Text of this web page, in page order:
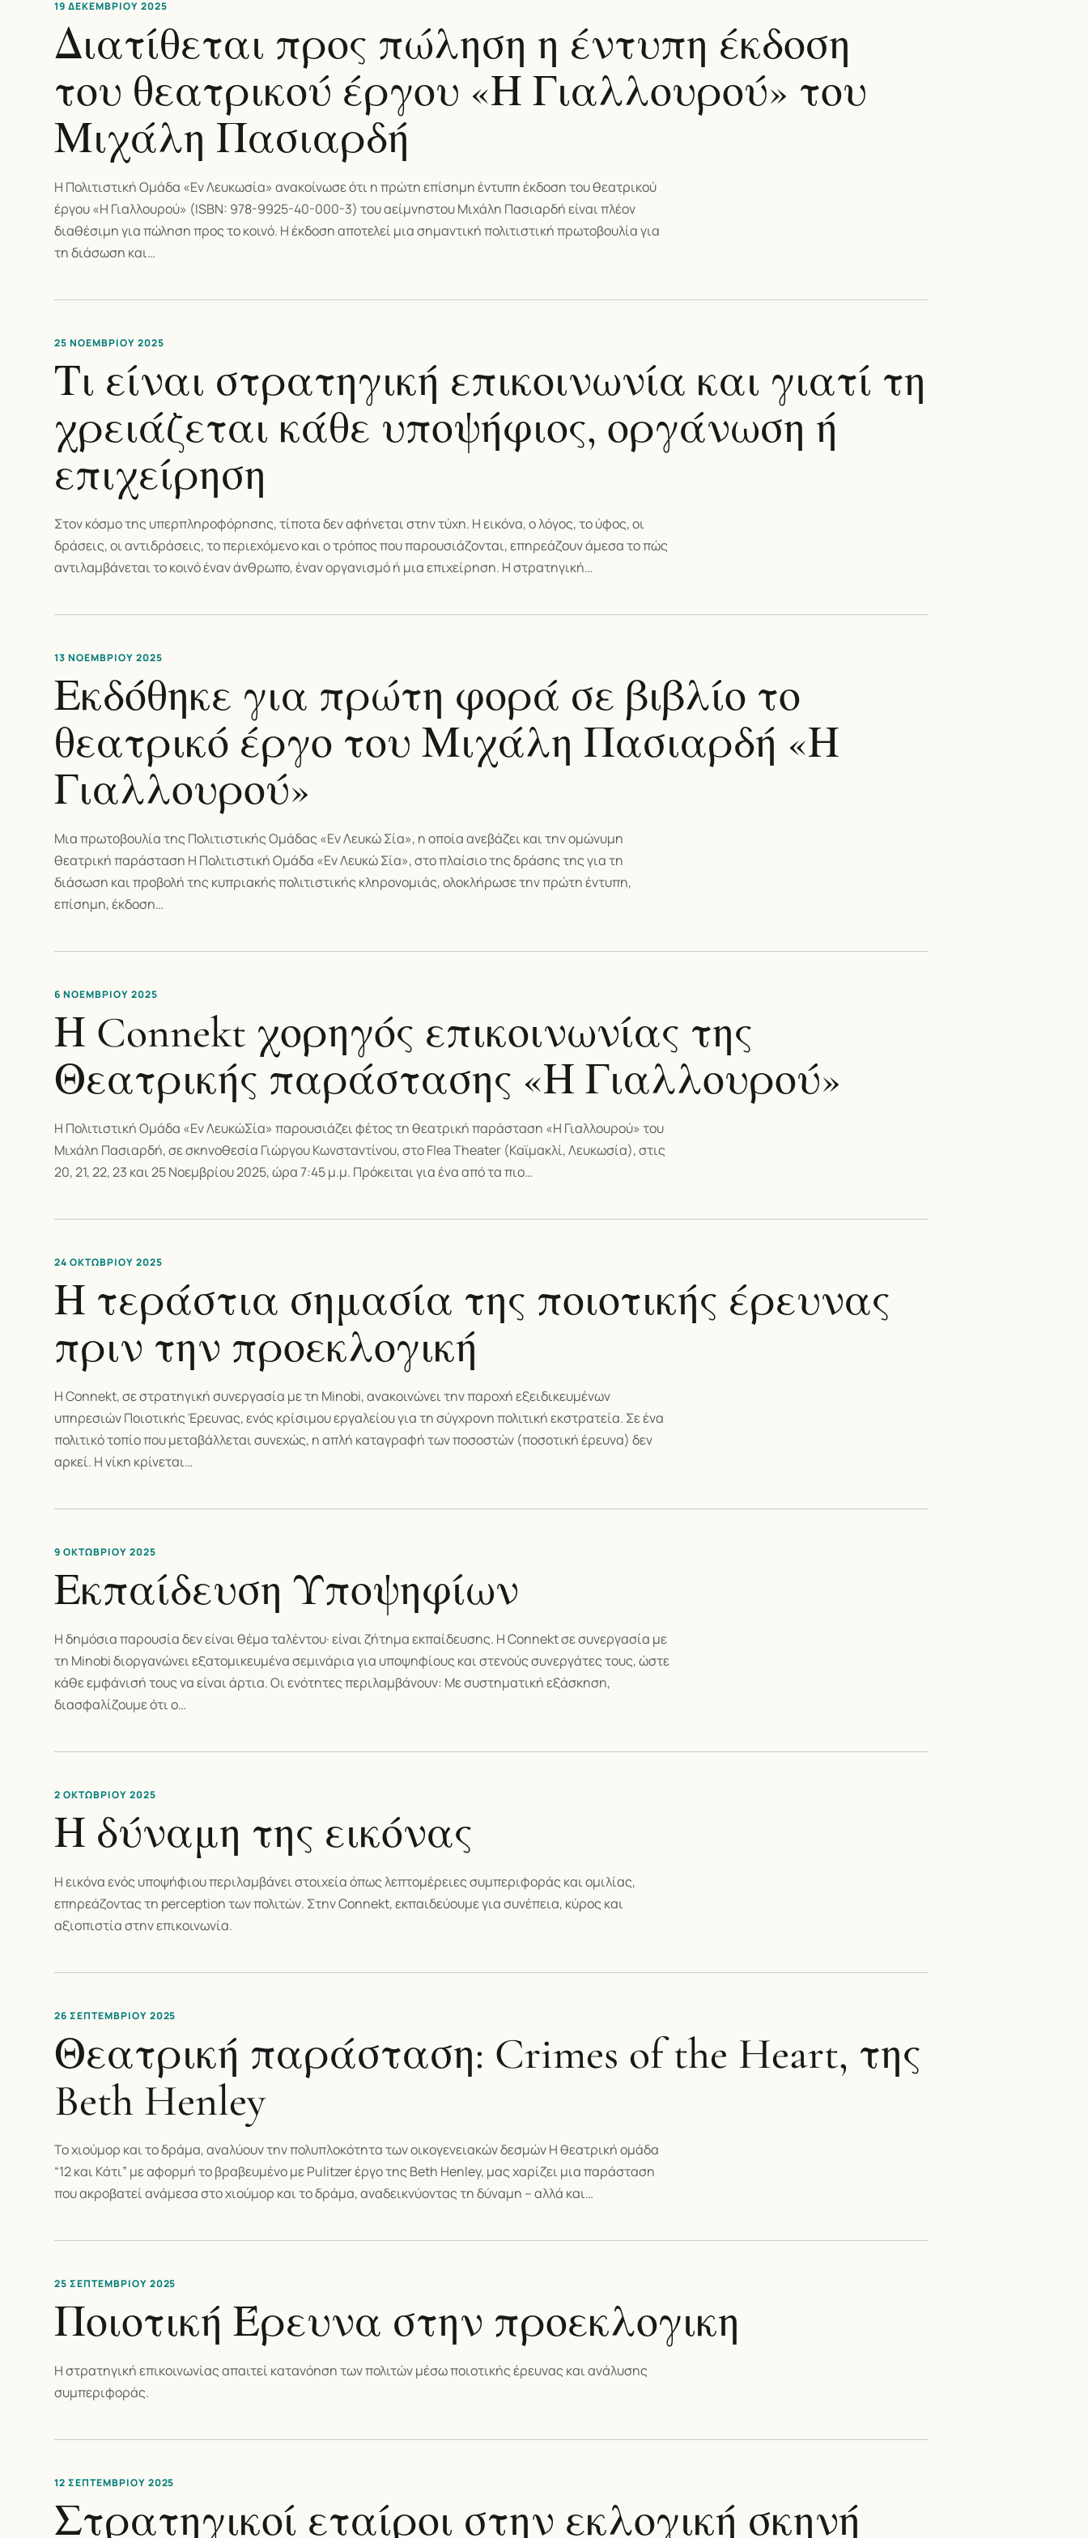
19 ΔΕΚΕΜΒΡΊΟΥ 2025
Διατίθεται προς πώληση η έντυπη έκδοση
του θεατρικού έργου «Η Γιαλλουρού» του
Μιχάλη Πασιαρδή
Η Πολιτιστική Ομάδα «Εν Λευκωσία» ανακοίνωσε ότι η πρώτη επίσημη έντυπη έκδοση του θεατρικού
έργου «Η Γιαλλουρού» (ISBN: 978-9925-40-000-3) του αείμνηστου Μιχάλη Πασιαρδή είναι πλέον
διαθέσιμη για πώληση προς το κοινό. Η έκδοση αποτελεί μια σημαντική πολιτιστική πρωτοβουλία για
τη διάσωση και…
25 ΝΟΕΜΒΡΊΟΥ 2025
Τι είναι στρατηγική επικοινωνία και γιατί τη
χρειάζεται κάθε υποψήφιος, οργάνωση ή
επιχείρηση
Στον κόσμο της υπερπληροφόρησης, τίποτα δεν αφήνεται στην τύχη. Η εικόνα, ο λόγος, το ύφος, οι
δράσεις, οι αντιδράσεις, το περιεχόμενο και ο τρόπος που παρουσιάζονται, επηρεάζουν άμεσα το πώς
αντιλαμβάνεται το κοινό έναν άνθρωπο, έναν οργανισμό ή μια επιχείρηση. Η στρατηγική…
13 ΝΟΕΜΒΡΊΟΥ 2025
Εκδόθηκε για πρώτη φορά σε βιβλίο το
θεατρικό έργο του Μιχάλη Πασιαρδή «Η
Γιαλλουρού»
Μια πρωτοβουλία της Πολιτιστικής Ομάδας «Εν Λευκώ Σία», η οποία ανεβάζει και την ομώνυμη
θεατρική παράσταση Η Πολιτιστική Ομάδα «Εν Λευκώ Σία», στο πλαίσιο της δράσης της για τη
διάσωση και προβολή της κυπριακής πολιτιστικής κληρονομιάς, ολοκλήρωσε την πρώτη έντυπη,
επίσημη, έκδοση…
6 ΝΟΕΜΒΡΊΟΥ 2025
Η Connekt χορηγός επικοινωνίας της
Θεατρικής παράστασης «Η Γιαλλουρού»
Η Πολιτιστική Ομάδα «Εν ΛευκώΣία» παρουσιάζει φέτος τη θεατρική παράσταση «Η Γιαλλουρού» του
Μιχάλη Πασιαρδή, σε σκηνοθεσία Γιώργου Κωνσταντίνου, στο Flea Theater (Καϊμακλί, Λευκωσία), στις
20, 21, 22, 23 και 25 Νοεμβρίου 2025, ώρα 7:45 μ.μ. Πρόκειται για ένα από τα πιο…
24 ΟΚΤΩΒΡΊΟΥ 2025
Η τεράστια σημασία της ποιοτικής έρευνας
πριν την προεκλογική
Η Connekt, σε στρατηγική συνεργασία με τη Minobi, ανακοινώνει την παροχή εξειδικευμένων
υπηρεσιών Ποιοτικής Έρευνας, ενός κρίσιμου εργαλείου για τη σύγχρονη πολιτική εκστρατεία. Σε ένα
πολιτικό τοπίο που μεταβάλλεται συνεχώς, η απλή καταγραφή των ποσοστών (ποσοτική έρευνα) δεν
αρκεί. Η νίκη κρίνεται…
9 ΟΚΤΩΒΡΊΟΥ 2025
Εκπαίδευση Υποψηφίων
Η δημόσια παρουσία δεν είναι θέμα ταλέντου· είναι ζήτημα εκπαίδευσης. Η Connekt σε συνεργασία με
τη Minobi διοργανώνει εξατομικευμένα σεμινάρια για υποψηφίους και στενούς συνεργάτες τους, ώστε
κάθε εμφάνισή τους να είναι άρτια. Οι ενότητες περιλαμβάνουν: Με συστηματική εξάσκηση,
διασφαλίζουμε ότι ο…
2 ΟΚΤΩΒΡΊΟΥ 2025
Η δύναμη της εικόνας
Η εικόνα ενός υποψήφιου περιλαμβάνει στοιχεία όπως λεπτομέρειες συμπεριφοράς και ομιλίας,
επηρεάζοντας τη perception των πολιτών. Στην Connekt, εκπαιδεύουμε για συνέπεια, κύρος και
αξιοπιστία στην επικοινωνία.
26 ΣΕΠΤΕΜΒΡΊΟΥ 2025
Θεατρική παράσταση: Crimes of the Heart, της
Beth Henley
Το χιούμορ και το δράμα, αναλύουν την πολυπλοκότητα των οικογενειακών δεσμών Η θεατρική ομάδα
“12 και Κάτι” με αφορμή το βραβευμένο με Pulitzer έργο της Beth Henley, μας χαρίζει μια παράσταση
που ακροβατεί ανάμεσα στο χιούμορ και το δράμα, αναδεικνύοντας τη δύναμη – αλλά και…
25 ΣΕΠΤΕΜΒΡΊΟΥ 2025
Ποιοτική Έρευνα στην προεκλογικη
Η στρατηγική επικοινωνίας απαιτεί κατανόηση των πολιτών μέσω ποιοτικής έρευνας και ανάλυσης
συμπεριφοράς.
12 ΣΕΠΤΕΜΒΡΊΟΥ 2025
Στρατηγικοί εταίροι στην εκλογική σκηνή